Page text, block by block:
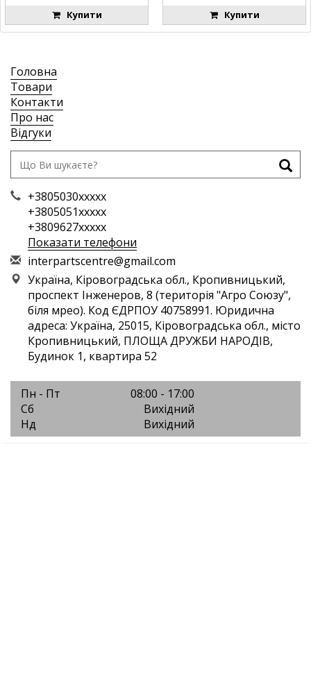
Купити Купити
Головна
Товари
Контакти
Про нас
Відгуки
+3805030xxxxx
+3805051xxxxx
+3809627xxxxx
Показати телефони
interpartscentre@gmail.com
Україна, Кіровоградська обл., Кропивницький,
проспект Інженеров, 8 (територія "Агро Союзу",
біля мрео). Код ЄДРПОУ 40758991. Юридична
адреса: Україна, 25015, Кіровоградська обл., місто
Кропивницький, ПЛОЩА ДРУЖБИ НАРОДІВ,
Будинок 1, квартира 52
Пн - Пт
08:00 - 17:00
Сб
Вихідний
Нд
Вихідний